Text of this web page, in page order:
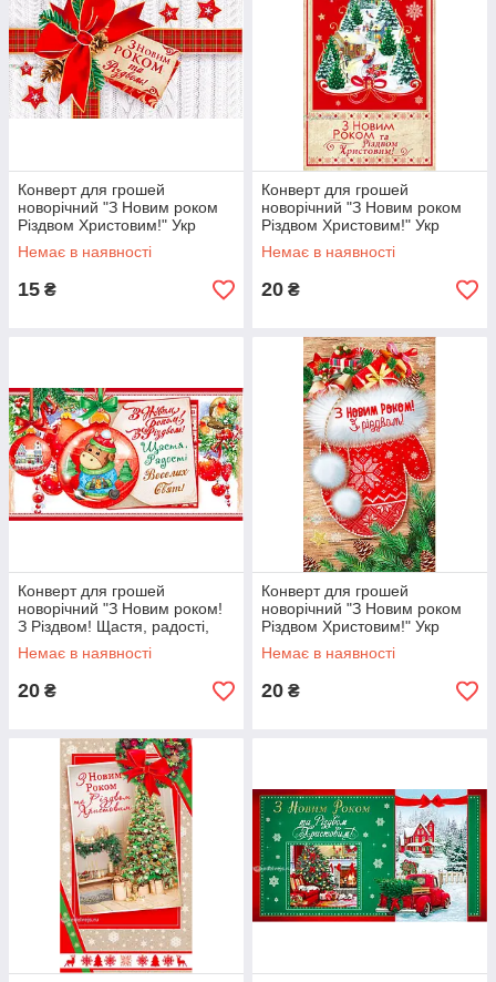
Конверт для грошей
новорічний "З Новим роком
Різдвом Христовим!" Укр
Немає в наявності
15 ₴
Конверт для грошей
новорічний "З Новим роком
Різдвом Христовим!" Укр
Немає в наявності
20 ₴
Конверт для грошей
новорічний "З Новим роком!
З Різдвом! Щастя, радості,
веселих свят!" Укр
Немає в наявності
20 ₴
Конверт для грошей
новорічний "З Новим роком
Різдвом Христовим!" Укр
Немає в наявності
20 ₴